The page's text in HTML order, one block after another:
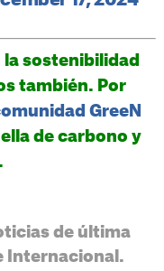
sostenibilidad
también. Por
GreeN
de carbono y
de última
Internacional.